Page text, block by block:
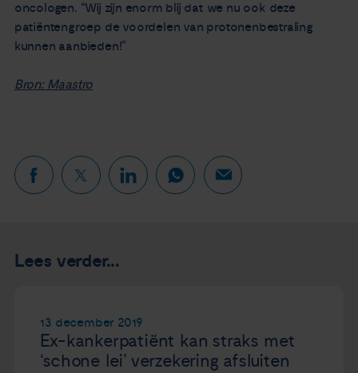
oncologen. “Wij zijn enorm blij dat we nu ook deze
patiëntengroep de voordelen van protonenbestraling
kunnen aanbieden!”
Bron: Maastro
Lees verder...
13 december 2019
Ex-kankerpatiënt kan straks met
‘schone lei’ verzekering afsluiten